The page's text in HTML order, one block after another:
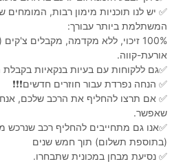
✅ יש לנו תוכניות מימון רבות,
המשתלמת ביותר עבורך:
אורעת-קווה.
✅גם ללקוחות עם בעיות בנקאיות
✅ הנחה נפרדת עבור חוזרים חדשים❗️❗️❗️
✅ אם תרצו להחליף את הרכב שלכם,
שאפשר.
✅אנו גם מתחייבים להחליף רכב שנרכש
(בתוספת תשלום) תוך חמש שנים
✅ נסיעת מבחן במכונית שתבחרו.